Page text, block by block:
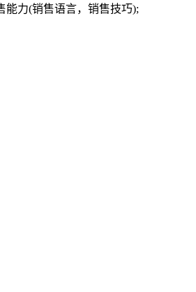
能力(销售语言，销售技巧);